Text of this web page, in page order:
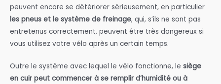
peuvent encore se détériorer sérieusement, en particulier
les pneus et le système de freinage, qui, s’ils ne sont pas
entretenus correctement, peuvent être très dangereux si
vous utilisez votre vélo après un certain temps.
Outre le système avec lequel le vélo fonctionne, le siège
en cuir peut commencer à se remplir d’humidité ou à